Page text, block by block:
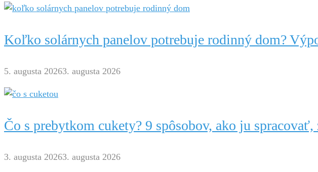
Koľko solárnych panelov potrebuje rodinný dom?
5. augusta 20263. augusta 2026
Čo s prebytkom cukety? 9 spôsobov, ako ju
3. augusta 20263. augusta 2026